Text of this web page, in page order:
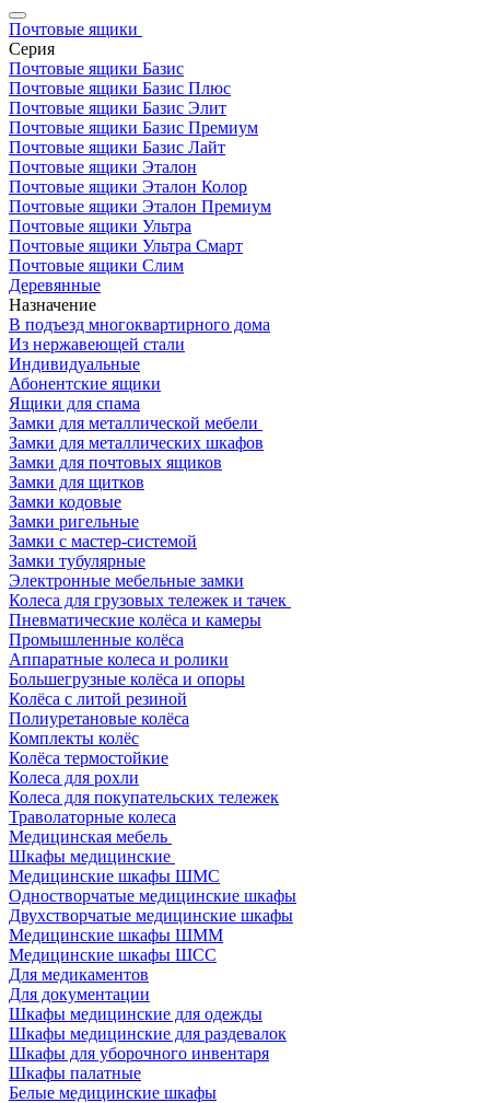
Почтовые ящики
Серия
Почтовые ящики Базис
Почтовые ящики Базис Плюс
Почтовые ящики Базис Элит
Почтовые ящики Базис Премиум
Почтовые ящики Базис Лайт
Почтовые ящики Эталон
Почтовые ящики Эталон Колор
Почтовые ящики Эталон Премиум
Почтовые ящики Ультра
Почтовые ящики Ультра Смарт
Почтовые ящики Слим
Деревянные
Назначение
В подъезд многоквартирного дома
Из нержавеющей стали
Индивидуальные
Абонентские ящики
Ящики для спама
Замки для металлической мебели
Замки для металлических шкафов
Замки для почтовых ящиков
Замки для щитков
Замки кодовые
Замки ригельные
Замки с мастер-системой
Замки тубулярные
Электронные мебельные замки
Колеса для грузовых тележек и тачек
Пневматические колёса и камеры
Промышленные колёса
Аппаратные колеса и ролики
Большегрузные колёса и опоры
Колёса с литой резиной
Полиуретановые колёса
Комплекты колёс
Колёса термостойкие
Колеса для рохли
Колеса для покупательских тележек
Траволаторные колеса
Медицинская мебель
Шкафы медицинские
Медицинские шкафы ШМС
Одностворчатые медицинские шкафы
Двухстворчатые медицинские шкафы
Медицинские шкафы ШММ
Медицинские шкафы ШСС
Для медикаментов
Для документации
Шкафы медицинские для одежды
Шкафы медицинские для раздевалок
Шкафы для уборочного инвентаря
Шкафы палатные
Белые медицинские шкафы